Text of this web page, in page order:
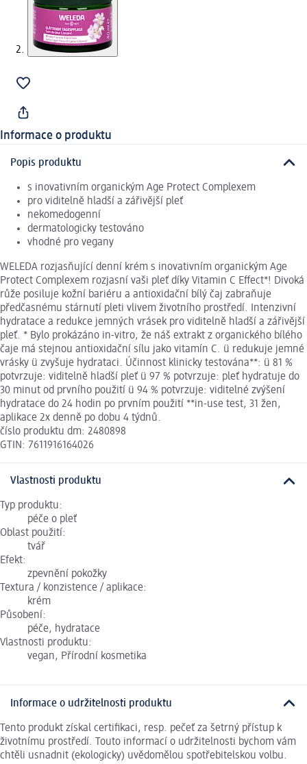
Informace o produktu
Popis produktu
s inovativním organickým Age Protect Complexem
pro viditelně hladší a zářivější pleť
nekomedogenní
dermatologicky testováno
vhodné pro vegany
WELEDA rozjasňující denní krém s inovativním organickým Age
Protect Complexem rozjasní vaši pleť díky Vitamin C Effect*! Divoká
růže posiluje kožní bariéru a antioxidační bílý čaj zabraňuje
předčasnému stárnutí pleti vlivem životního prostředí. Intenzivní
hydratace a redukce jemných vrásek pro viditelně hladší a zářivější
pleť. * Bylo prokázáno in-vitro, že náš extrakt z organického bílého
čaje má stejnou antioxidační sílu jako vitamín C. ü redukuje jemné
vrásky ü zvyšuje hydrataci. Účinnost klinicky testována**: ü 81 %
potvrzuje: viditelně hladší pleť ü 97 % potvrzuje: pleť hydratuje do
30 minut od prvního použití ü 94 % potvrzuje: viditelné zvýšení
hydratace do 24 hodin po prvním použití **in-use test, 31 žen,
aplikace 2x denně po dobu 4 týdnů.
číslo produktu dm: 2480898
GTIN: 7611916164026
Vlastnosti produktu
Typ produktu:
péče o pleť
Oblast použití:
tvář
Efekt:
zpevnění pokožky
Textura / konzistence / aplikace:
krém
Působení:
péče, hydratace
Vlastnosti produktu:
vegan, Přírodní kosmetika
Informace o udržitelnosti produktu
Tento produkt získal certifikaci, resp. pečeť za šetrný přístup k
životnímu prostředí. Touto informací o udržitelnosti bychom vám
chtěli usnadnit (ekologicky) uvědomělou spotřebitelskou volbu.